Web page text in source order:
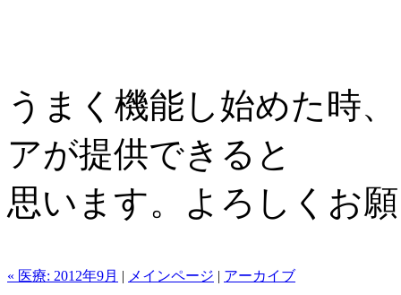
うまく機能し始めた時
アが提供できると
思います。よろしくお
« 医療: 2012年9月 | メインページ | アーカイブ